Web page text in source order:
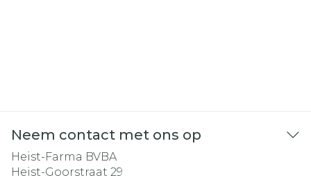
Neem contact met ons op
Heist-Farma BVBA
Heist-Goorstraat 29